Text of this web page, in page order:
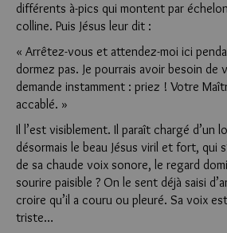
différents à-pics qui montent par
colline. Puis Jésus leur dit :
« Arrêtez-vous et attendez-moi ici
dormez pas. Je pourrais avoir besoin de
demande instamment : priez ! Votre
accablé. »
Il l’est visiblement. Il paraît chargé d’un
désormais le beau Jésus viril et fort, qui
de sa chaude voix sonore, le regard
sourire paisible ? On le sent déjà saisi
croire qu’il a couru ou pleuré. Sa voix
triste…